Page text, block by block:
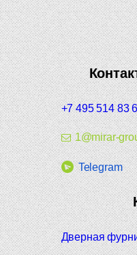
+7 495 514 83
1@mirar-
Telegram
Дверная